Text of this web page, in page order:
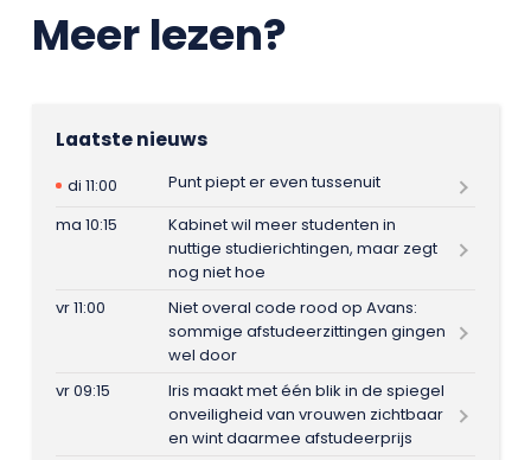
Meer lezen?
Laatste nieuws
di 11:00
Punt piept er even tussenuit
ma 10:15
Kabinet wil meer studenten in
nuttige studierichtingen, maar zegt
nog niet hoe
vr 11:00
Niet overal code rood op Avans:
sommige afstudeerzittingen gingen
wel door
vr 09:15
Iris maakt met één blik in de spiegel
onveiligheid van vrouwen zichtbaar
en wint daarmee afstudeerprijs